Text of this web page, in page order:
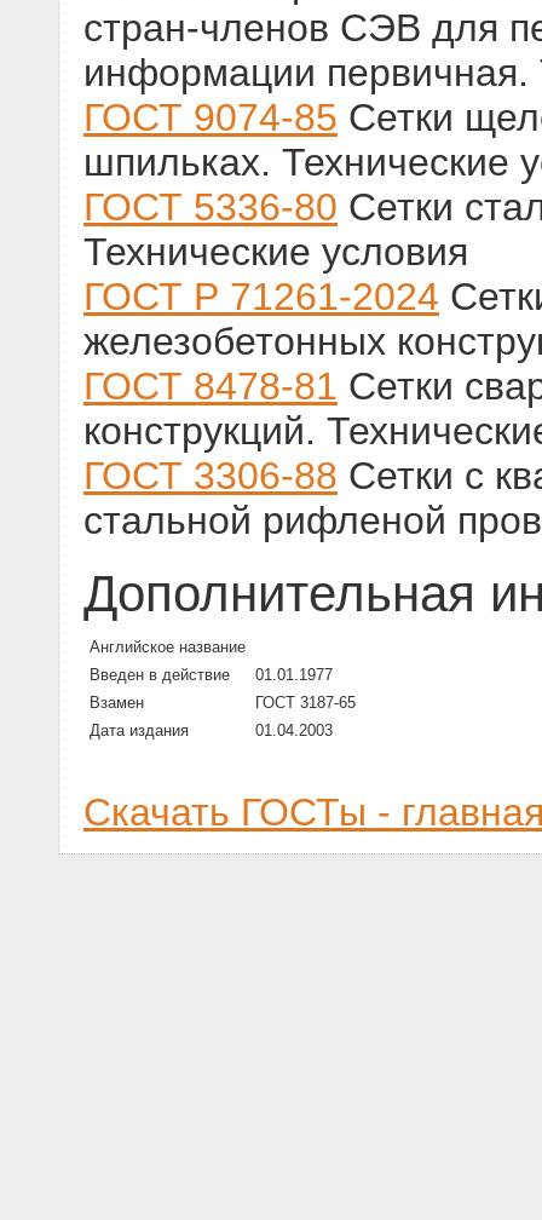
стран-членов СЭВ для
информации
ГОСТ 9074-85 Сетки
шпильках. Технические
ГОСТ 5336-80 Сетки
Технические условия
ГОСТ Р 71261-2024
железобетонных
ГОСТ 8478-81 Сетки
конструкций.
ГОСТ 3306-88 Сетки с
стальной рифленой
Дополнительная
Английское название
Введен в действие
01.01.1977
Взамен
ГОСТ 3187-65
Дата издания
01.04.2003
Скачать ГОСТы -